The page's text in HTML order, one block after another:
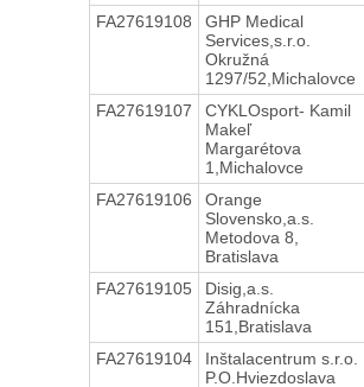
FA27619108
GHP Medical
Services,s.r.o.
Okružná
1297/52,Michalovce
FA27619107
CYKLOsport- Kamil
Makeľ
Margarétova
1,Michalovce
FA27619106
Orange
Slovensko,a.s.
Metodova 8,
Bratislava
FA27619105
Disig,a.s.
Záhradnícka
151,Bratislava
FA27619104
Inštalacentrum s.r.o.
P.O.Hviezdoslava